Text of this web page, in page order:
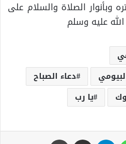
وبأنوار الصلاة والسلام على
عليه وسلم
دعاء الصباح
يا رب